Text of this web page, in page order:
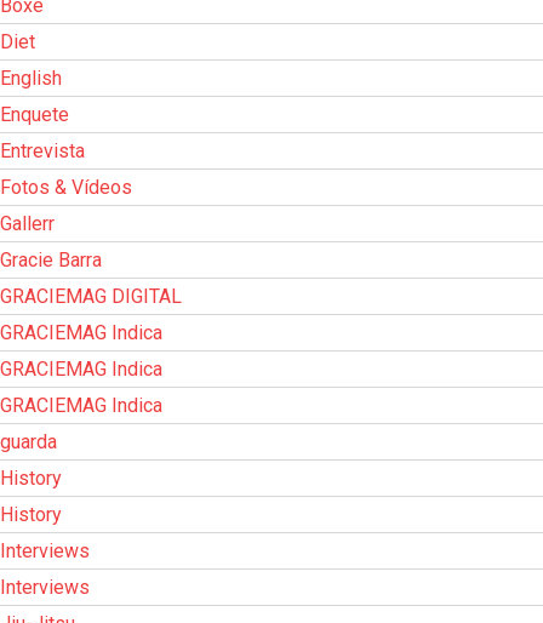
Boxe
Diet
English
Enquete
Entrevista
Fotos & Vídeos
Gallerr
Gracie Barra
GRACIEMAG DIGITAL
GRACIEMAG Indica
GRACIEMAG Indica
GRACIEMAG Indica
guarda
History
History
Interviews
Interviews